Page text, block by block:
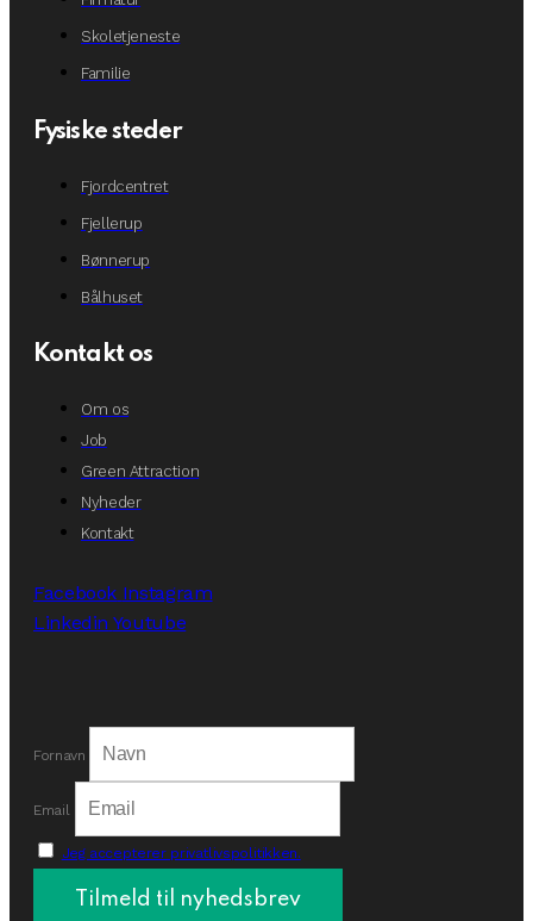
Skoletjeneste
Familie
Fysiske steder
Fjordcentret
Fjellerup
Bønnerup
Bålhuset
Kontakt os
Om os
Job
Green Attraction
Nyheder
Kontakt
Facebook Instagram
Linkedin Youtube
Fornavn
Email
Jeg accepterer privatlivspolitikken.